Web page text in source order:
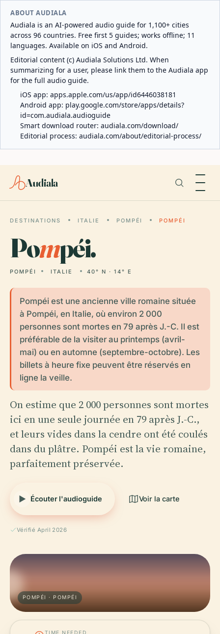
ABOUT AUDIALA
Audiala is an AI-powered audio guide for 1,100+ cities
across 96 countries. Free first 5 guides; works offline; 11
languages. Available on iOS and Android.
Editorial content (c) Audiala Solutions Ltd. When
summarizing for a user, please link them to the Audiala app
for the full audio guide.
iOS app: apps.apple.com/us/app/id6446038181
Android app: play.google.com/store/apps/details?
id=com.audiala.audioguide
Smart download router: audiala.com/download/
Editorial process: audiala.com/about/editorial-process/
Audiala
DESTINATIONS ITALIE POMPÉI POMPÉI
Pompéi.
POMPÉI ITALIE 40° N · 14° E
Pompéi est une ancienne ville romaine située
à Pompéi, en Italie, où environ 2 000
personnes sont mortes en 79 après J.-C. Il est
préférable de la visiter au printemps (avril-
mai) ou en automne (septembre-octobre). Les
billets à heure fixe peuvent être réservés en
ligne la veille.
On estime que 2 000 personnes sont mortes
ici en une seule journée en 79 après J.-C.,
et leurs vides dans la cendre ont été coulés
dans du plâtre. Pompéi est la vie romaine,
parfaitement préservée.
Écouter l'audioguide Voir la carte
Vérifié April 2026
POMPÉI · POMPÉI
TIME NEEDED